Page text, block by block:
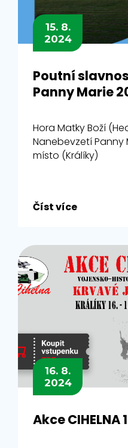
15. 8.
2024
Poutní
Panny Marie
Hora Matky Boží
Nanebevzetí
místo (Králíky)
Číst více
16. 8.
2024
Akce CIHELNA